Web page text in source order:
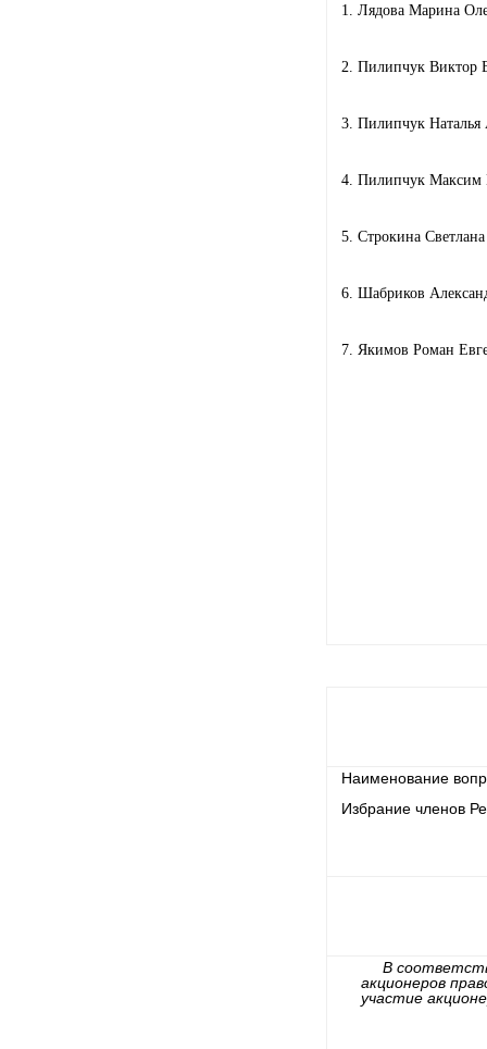
1. Лядова Марина
2. Пилипчук Виктор
3. Пилипчук Наталья
4. Пилипчук Максим
5. Строкина
6. Шабриков
7. Якимов Роман
Наименование
Избрание членов
В
акционеров
участие